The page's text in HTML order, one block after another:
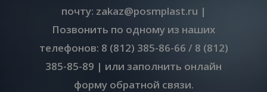
почту: zakaz@posmplast.ru |
Позвонить по одному из наших
телефонов: 8 (812) 385-86-66 / 8 (812)
385-85-89 | или заполнить онлайн
форму обратной связи.